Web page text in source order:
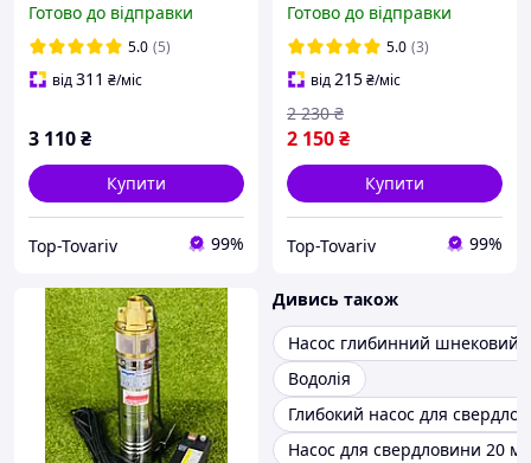
для колодязя
свердловини для води
Готово до відправки
5.0 (5)
від311 ₴/міс
3 110₴
Купити
Top-Tovariv 99%
3QJDa 0,75kW для
свердловини, колодязя,
поливу
Готово до відправки
5.0 (3)
від215₴/міс
2 150₴
2 230 ₴
Купити
Top-Tovariv 99%
Дивись також
Насос глибинний шнековий
Водолія
Глибокий насос для
Насос для свердловини 20